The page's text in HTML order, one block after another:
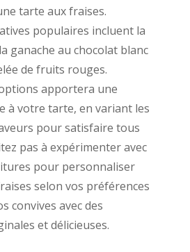
tarte aux fraises.
populaires incluent la
ganache au chocolat blanc
de fruits rouges.
apportera une
à votre tarte, en variant les
pour satisfaire tous
pas à expérimenter avec
pour personnaliser
selon vos préférences
convives avec des
et délicieuses.